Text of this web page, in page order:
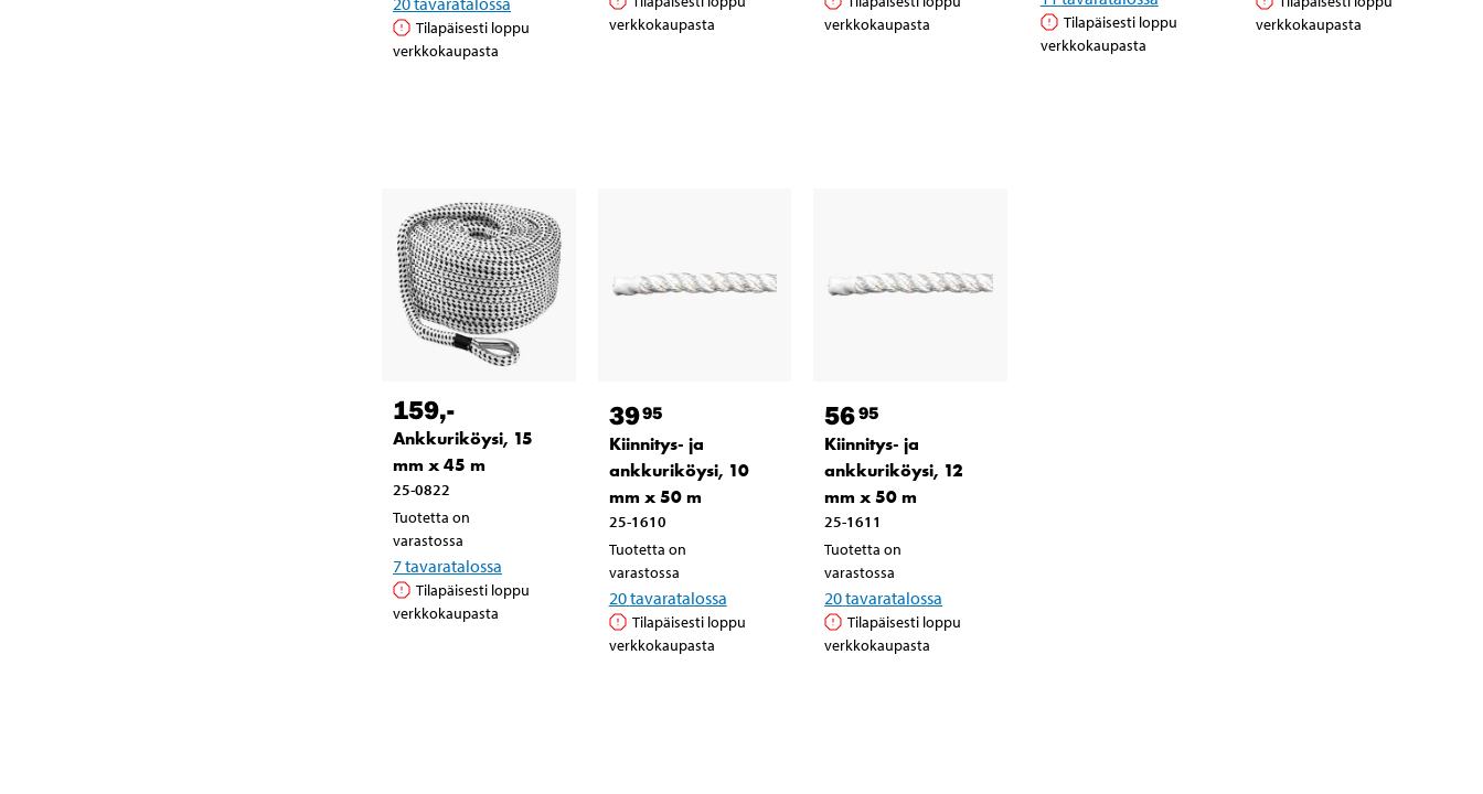
Tilapäisesti loppu
verkkokaupasta
verkkokaupasta
verkkokaupasta
Tilapäisesti loppu
verkkokaupasta
verkkokaupasta
159,-
Ankkuriköysi, 15
mm x 45 m
25-0822
Tuotetta on
varastossa
7tavaratalossa
Tilapäisesti loppu
verkkokaupasta
3995
Kiinnitys- ja
ankkuriköysi, 10
mm x 50 m
25-1610
Tuotetta on
varastossa
20tavaratalossa
Tilapäisesti loppu
verkkokaupasta
5695
Kiinnitys- ja
ankkuriköysi, 12
mm x 50 m
25-1611
Tuotetta on
varastossa
20tavaratalossa
Tilapäisesti loppu
verkkokaupasta